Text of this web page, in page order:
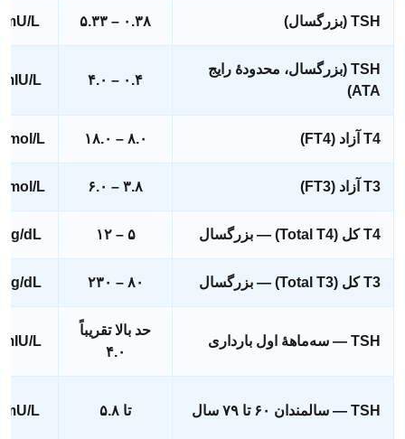
TSH (بزرگسال) ۰.۳۸ – ۵.۳۳ mU/L
TSH (بزرگسال، محدودهٔ رایج
ATA)
۰.۴ – ۴.۰ mIU/L
T4 آزاد (FT4) ۸.۰ – ۱۸.۰ L
T3 آزاد (FT3) ۳.۸ – ۶.۰ L
T4 کل (Total T4) — بزرگسال ۵ – ۱۲ µg/dL
T3 کل (Total T3) — بزرگسال ۸۰ – ۲۳۰ ng/dL
TSH — سه‌ماههٔ اول بارداری
حد بالا تقریباً
۴.۰
mIU/L
TSH — سالمندان ۶۰ تا ۷۹ سال تا ۵.۸ mU/L